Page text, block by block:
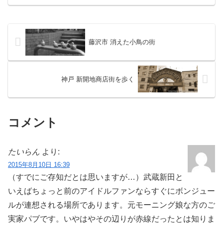
藤沢市 消えた小鳥の街
神戸 新開地商店街を歩く
コメント
たいらん より:
2015年8月10日 16:39
（すでにご存知だとは思いますが…）武蔵新田と
いえばちょっと前のアイドルファンならすぐにボンジュー
ルが連想される場所であります。元モーニング娘な方のご
実家パブです。いやはやその辺りが赤線だったとは知りま